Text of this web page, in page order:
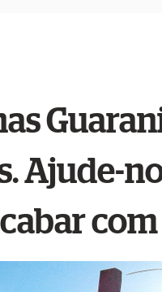
Ajude-